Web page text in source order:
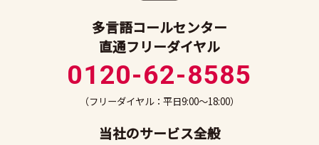
多言語コールセンター
直通フリーダイヤル
0120-62-8585
（フリーダイヤル：平日9:00～18:00）
当社のサービス全般